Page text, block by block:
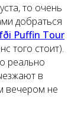
то очень
добраться
Puffin Tour
того стоит).
реально
в
вечером не